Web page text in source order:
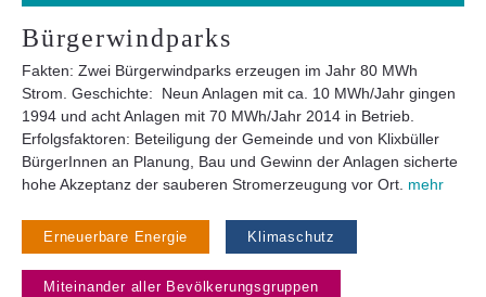
Bürgerwindparks
Fakten: Zwei Bürgerwindparks erzeugen im Jahr 80 MWh
Strom. Geschichte: Neun Anlagen mit ca. 10 MWh/Jahr gingen
1994 und acht Anlagen mit 70 MWh/Jahr 2014 in Betrieb.
Erfolgsfaktoren: Beteiligung der Gemeinde und von Klixbüller
BürgerInnen an Planung, Bau und Gewinn der Anlagen sicherte
hohe Akzeptanz der sauberen Stromerzeugung vor Ort. mehr
Erneuerbare Energie Klimaschutz
Miteinander aller Bevölkerungsgruppen